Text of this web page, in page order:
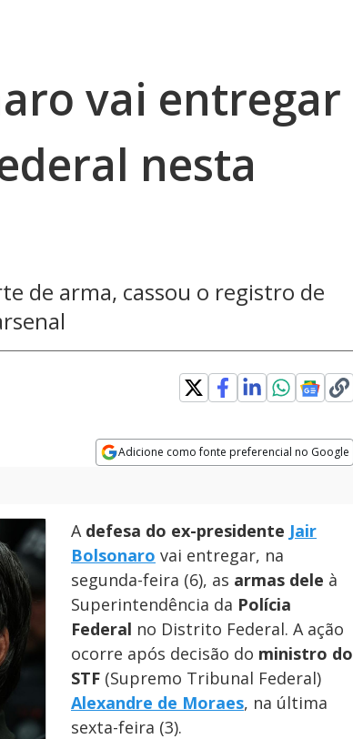
vai entregar
nesta
de arma, cassou o registro de
Adicione como fonte preferencial no Google
A defesa do ex-presidente Jair
Bolsonaro vai entregar, na
segunda-feira (6), as armas dele à
Superintendência da Polícia
Federal no Distrito Federal. A ação
ocorre após decisão do ministro do
STF (Supremo Tribunal Federal)
Alexandre de Moraes, na última
sexta-feira (3).